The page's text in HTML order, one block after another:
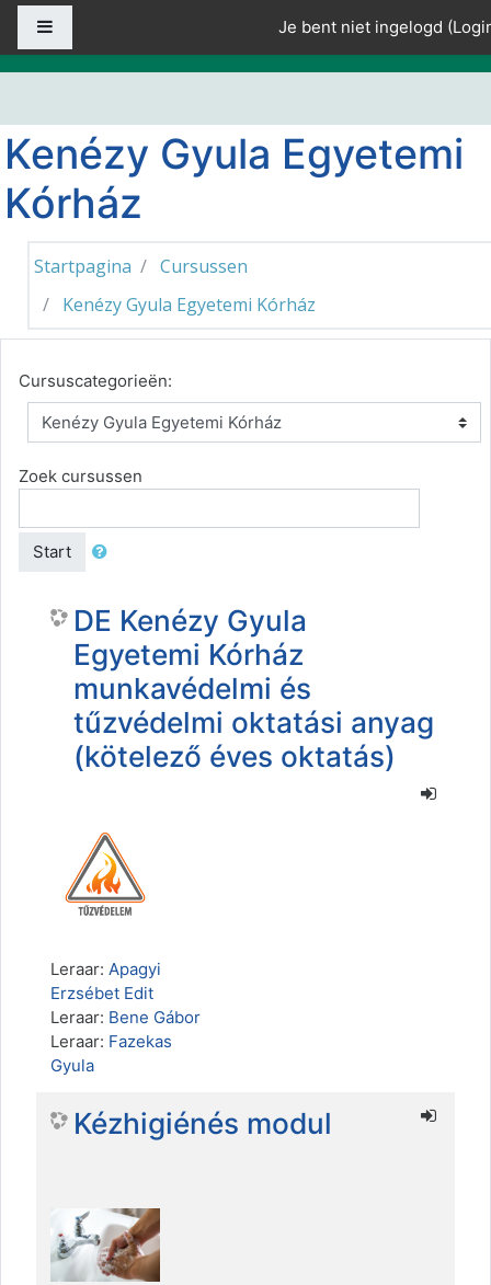
Ga naar hoofdinhoud
Je bent niet ingelogd (
Kenézy Gyula Egyetemi
Kórház
Startpagina
Cursussen
Kenézy Gyula Egyetemi Kórház
Cursuscategorieën:
Zoek cursussen
Start
DE Kenézy Gyula
Egyetemi Kórház
munkavédelmi és
tűzvédelmi oktatási anyag
(kötelező éves oktatás)
Leraar: Apagyi
Erzsébet Edit
Leraar: Bene Gábor
Leraar: Fazekas
Gyula
Kézhigiénés modul